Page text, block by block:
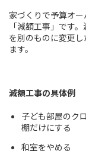
家づくりで予算オ
「減額工事」です
を別のものに変更
ます。
減額工事の具体例
子ども部屋のク
棚だけにする
和室をやめる